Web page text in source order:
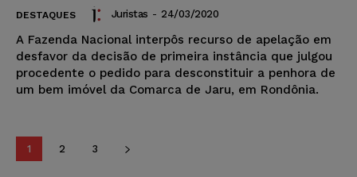
DESTAQUES Juristas - 24/03/2020
A Fazenda Nacional interpôs recurso de apelação em
desfavor da decisão de primeira instância que julgou
procedente o pedido para desconstituir a penhora de
um bem imóvel da Comarca de Jaru, em Rondônia.
1 2 3